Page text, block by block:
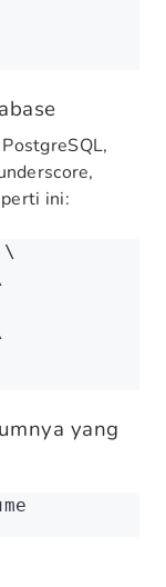
ini:
\
yang